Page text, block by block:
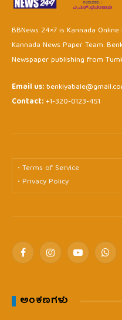
BBNews 24×7 is Kannada
Kannada News Paper Team.
Newspaper publishing from
Email us:
Contact:+1-320-0123-451
• Terms of Service
• Privacy Policy
FacebookInstagramYouTube
ಅಂಕಣಗಳು